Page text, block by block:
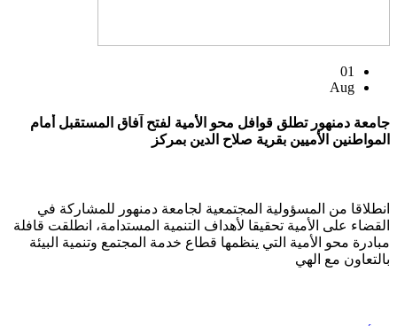
01
Aug
جامعة دمنهور تطلق قوافل محو الأمية لفتح آفاق المستقبل أمام
المواطنين الأميين بقرية صلاح الدين بمركز
انطلاقا من المسؤولية المجتمعية لجامعة دمنهور للمشاركة في
القضاء على الأمية تحقيقا لأهداف التنمية المستدامة، انطلقت قافلة
مبادرة محو الأمية التي ينظمها قطاع خدمة المجتمع وتنمية البيئة
بالتعاون مع الهي